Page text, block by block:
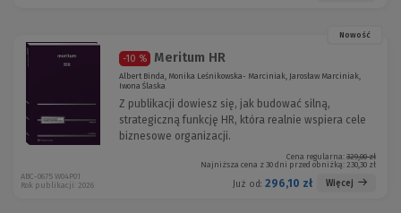
Nowość
-10 % Meritum HR
Albert Binda, Monika Leśnikowska- Marciniak, Jarosław Marciniak,
Iwona Ślaska
Z publikacji dowiesz się, jak budować silną,
strategiczną funkcję HR, która realnie wspiera cele
biznesowe organizacji.
Cena regularna: 329,00 zł
Najniższa cena z 30 dni przed obniżką: 230,30 zł
Już od: 296,10 zł Więcej
ABC-0675 W04P01
Rok publikacji: 2026